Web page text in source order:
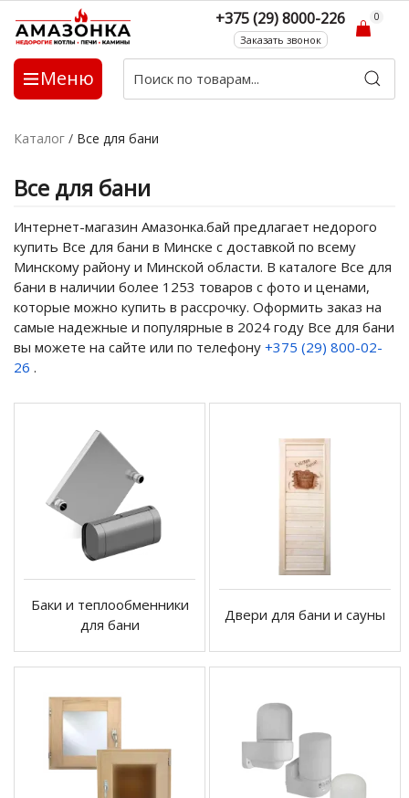
Меню
+375 (29) 8000-226
Заказать звонок
0
Каталог / Все для бани
Все для бани
Интернет-магазин Амазонка.бай предлагает недорого
купить Все для бани в Минске с доставкой по всему
Минскому району и Минской области. В каталоге Все для
бани в наличии более 1253 товаров с фото и ценами,
которые можно купить в рассрочку. Оформить заказ на
самые надежные и популярные в 2024 году Все для бани
вы можете на сайте или по телефону +375 (29) 800-02-
26 .
Баки и теплообменники
для бани
Двери для бани и сауны